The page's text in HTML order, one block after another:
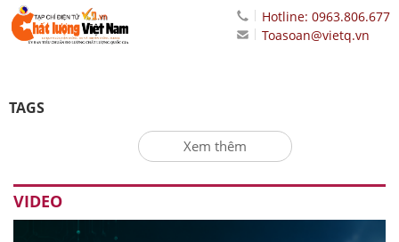
Hotline: 0963.806.677
Toasoan@vietq.vn
TAGS
Xem thêm
VIDEO